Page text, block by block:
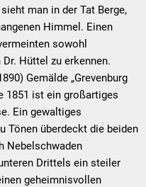
man in der Tat Berge,
Himmel. Einen
sowohl
Hüttel zu erkennen.
Gemälde „Grevenburg
1851 ist ein großartiges
Ein gewaltiges
Tönen überdeckt die beiden
Nebelschwaden
Drittels ein steiler
geheimnisvollen